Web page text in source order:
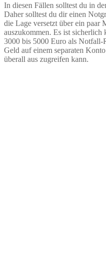
In diesen Fällen solltest du in
Daher solltest du dir einen
die Lage versetzt über ein paar
auszukommen. Es ist sicherlich
3000 bis 5000 Euro als Notfall-
Geld auf einem separaten
überall aus zugreifen kann.